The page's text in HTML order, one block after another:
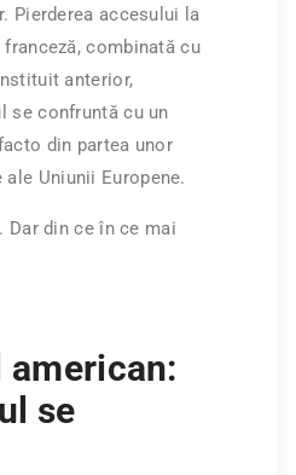
Pierderea accesului la
combinată cu
anterior,
se confruntă cu un
din partea unor
Uniunii Europene.
Dar din ce în ce mai
american:
se